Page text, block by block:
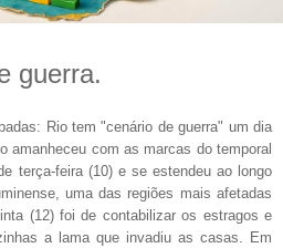
guerra.
Rio tem "cenário de guerra" um dia
amanheceu com as marcas do temporal
terça-feira (10) e se estendeu ao longo
uma das regiões mais afetadas
(12) foi de contabilizar os estragos e
a lama que invadiu as casas. Em